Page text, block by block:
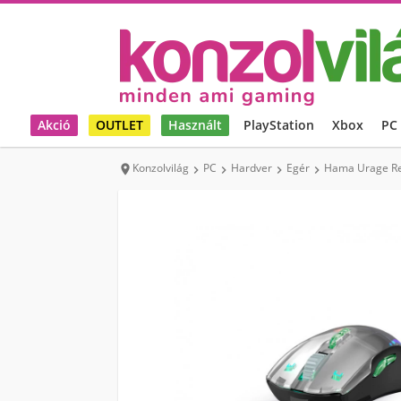
Akció OUTLET Használt PlayStation Xbox PC
 Konzolvilág  PC  Hardver  Egér  Hama Urage